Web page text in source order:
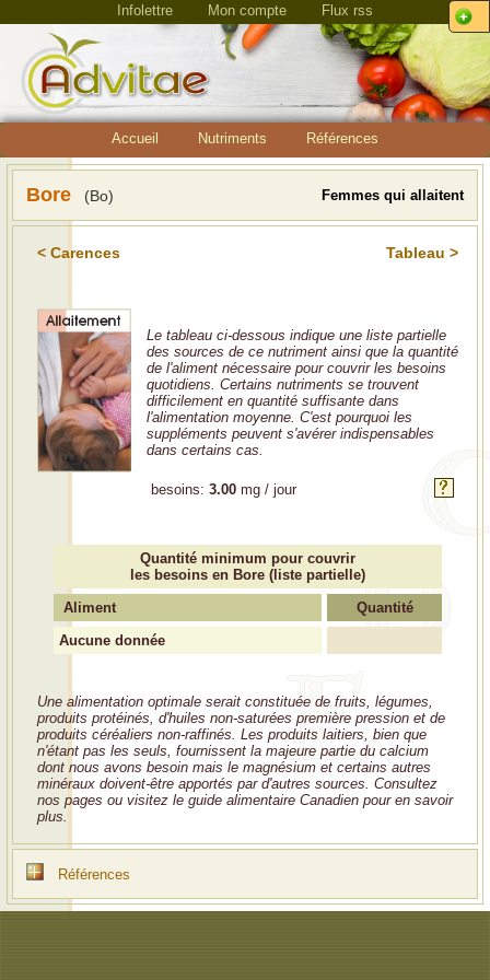
Infolettre Mon compte Flux rss
Accueil Nutriments Références
Bore (Bo) Femmes qui allaitent
< Carences Tableau >
Le tableau ci-dessous indique une liste partielle
des sources de ce nutriment ainsi que la quantité
de l'aliment nécessaire pour couvrir les besoins
quotidiens. Certains nutriments se trouvent
difficilement en quantité suffisante dans
l'alimentation moyenne. C'est pourquoi les
suppléments peuvent s'avérer indispensables
dans certains cas.
besoins: 3.00 mg / jour
Quantité minimum pour couvrir
les besoins en Bore (liste partielle)
Aliment
Quantité
Aucune donnée
Une alimentation optimale serait constituée de fruits, légumes,
produits protéinés, d'huiles non-saturées première pression et de
produits céréaliers non-raffinés. Les produits laitiers, bien que
n'étant pas les seuls, fournissent la majeure partie du calcium
dont nous avons besoin mais le magnésium et certains autres
minéraux doivent-être apportés par d'autres sources. Consultez
nos pages ou visitez le guide alimentaire Canadien pour en savoir
plus.
Références